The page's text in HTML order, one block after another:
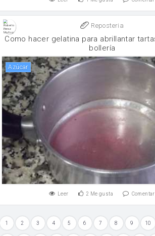
Reposteria
Como hacer gelatina para abrillantar
bollería
Azúcar
Leer 2 Me gusta Comentar
1 2 3 4 5 6 7 8 9 10